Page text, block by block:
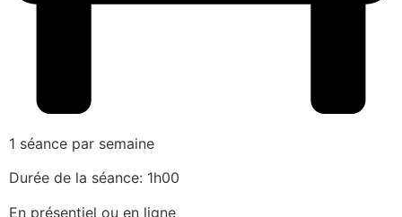
1 séance par semaine
Durée de la séance: 1h00
En présentiel ou en ligne